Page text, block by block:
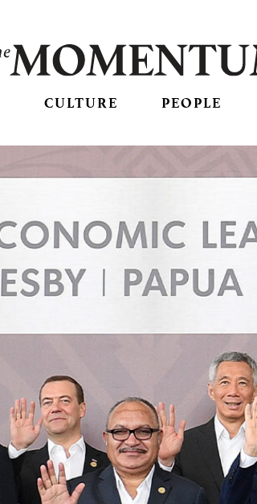
CULTURE PEOPLE